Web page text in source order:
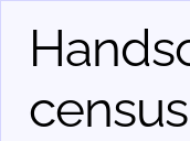
census